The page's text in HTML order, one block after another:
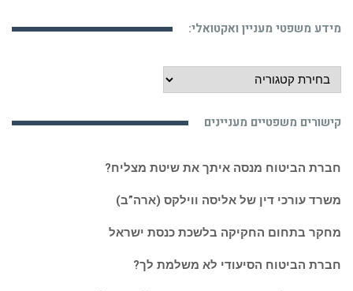
מידע משפטי מעניין ואקטואלי:
מידע
משפטי
ואקטואלי:
קישורים משפטיים מעניינים
חברת הביטוח מנסה איתך את שיטת מצליח?
משרד עורכי דין של אליסה ווילקס (ארה”ב)
מחקר בתחום החקיקה בלשכת כנסת ישראל
חברת הביטוח הסיעודי לא משלמת לך?